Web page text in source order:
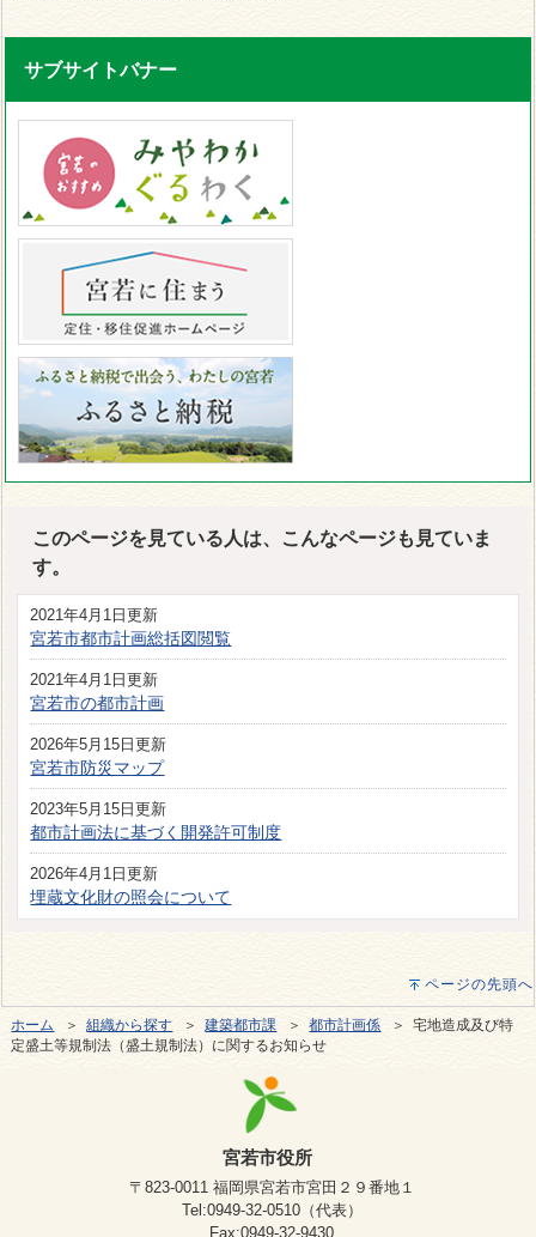
サブサイトバナー
このページを見ている人は、こんなページも見ていま
す。
2021年4月1日更新
宮若市都市計画総括図閲覧
2021年4月1日更新
宮若市の都市計画
2026年5月15日更新
宮若市防災マップ
2023年5月15日更新
都市計画法に基づく開発許可制度
2026年4月1日更新
埋蔵文化財の照会について
ページの先頭へ
ホーム ＞組織から探す ＞建築都市課 ＞都市計画係 ＞ 宅地造成及び特
定盛土等規制法（盛土規制法）に関するお知らせ
宮若市役所
〒823-0011 福岡県宮若市宮田２９番地１
Tel:0949-32-0510（代表）
Fax:0949-32-9430